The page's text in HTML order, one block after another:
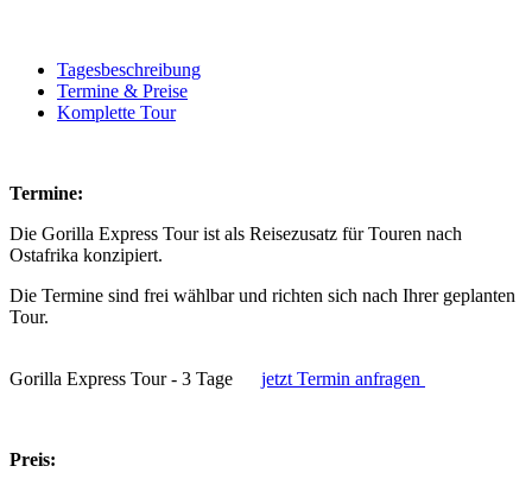
Tagesbeschreibung
Termine & Preise
Komplette Tour
Termine:
Die Gorilla Express Tour ist als Reisezusatz für Touren nach
Ostafrika konzipiert.
Die Termine sind frei wählbar und richten sich nach Ihrer geplanten
Tour.
Gorilla Express Tour - 3 Tage jetzt Termin anfragen
Preis: